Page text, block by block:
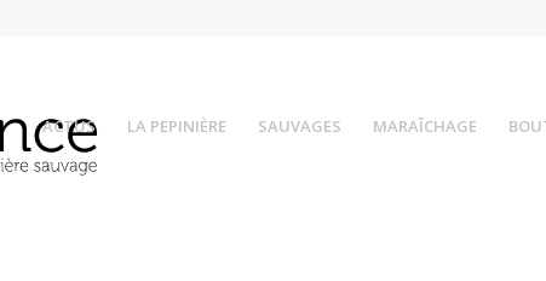
ACTUS LA PEPINIÈRE SAUVAGES MARAÎCHAGE